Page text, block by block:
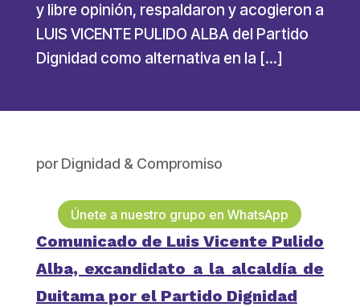
y libre opinión, respaldaron y acogieron a
LUIS VICENTE PULIDO ALBA del Partido
Dignidad como alternativa en la […]
porDignidad & Compromiso
Únete a nuestro grupo en WhatsApp
Comunicado de Luis Vicente Pulido
Alba, excandidato a la alcaldía de
Duitama por el Partido Dignidad